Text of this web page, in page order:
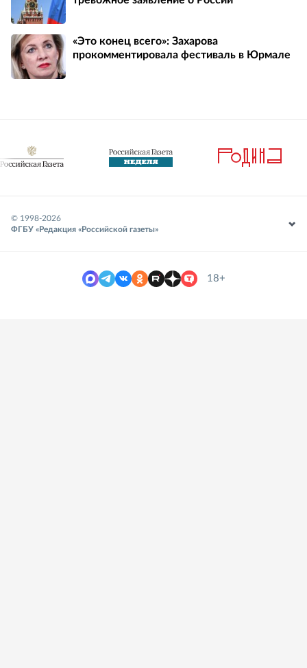
«Это конец всего»: Захарова
прокомментировала фестиваль в Юрмале
© 1998-2026
ФГБУ «Редакция «Российской газеты»
18+